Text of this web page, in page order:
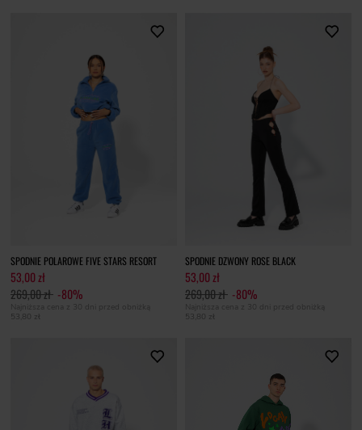
SPODNIE POLAROWE FIVE STARS RESORT
53,00 zł
269,00 zł -80%
Najniższa cena z 30 dni przed obniżką
53,80 zł
SPODNIE DZWONY ROSE BLACK
53,00 zł
269,00 zł -80%
Najniższa cena z 30 dni przed obniżką
53,80 zł